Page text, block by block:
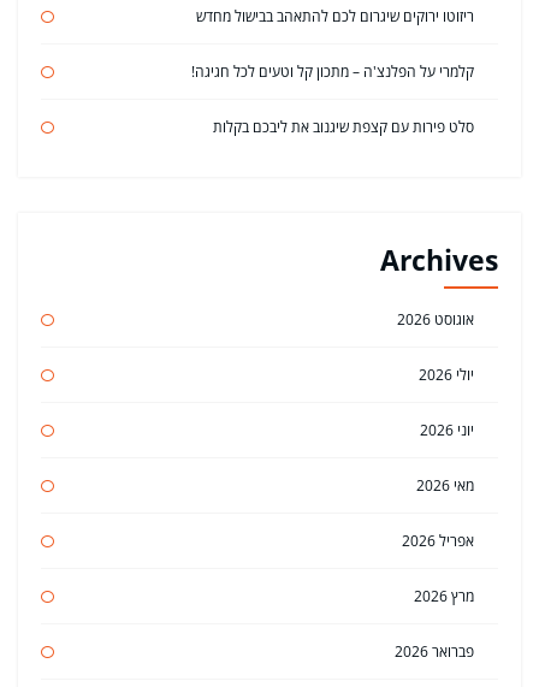
ריזוטו ירוקים שיגרום לכם להתאהב בבישול מחדש
קלמרי על הפלנצ'ה – מתכון קל וטעים לכל חגיגה!
סלט פירות עם קצפת שיגנוב את ליבכם בקלות
Archives
אוגוסט 2026
יולי 2026
יוני 2026
מאי 2026
אפריל 2026
מרץ 2026
פברואר 2026